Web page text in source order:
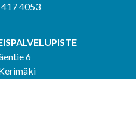
4053
6